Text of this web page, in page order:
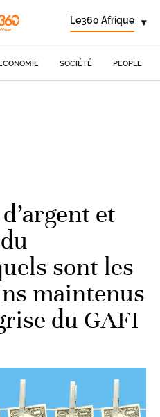
Le360 Afrique ▾
SOCIÉTÉ PEOPLE
et
sont les
maintenus
du GAFI